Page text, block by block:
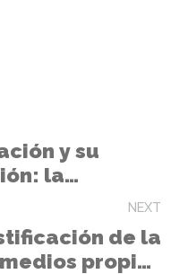
y su
la
NEXT
de la
propios